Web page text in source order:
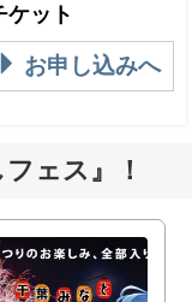
ケット
お申し込みへ
ェス』！